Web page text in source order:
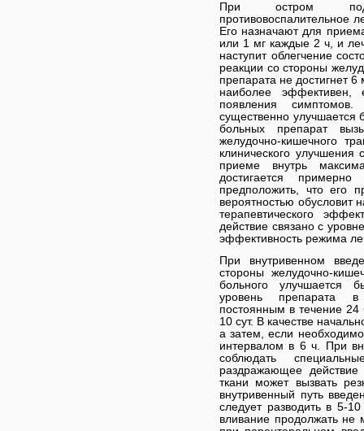
При остром
противовоспалительное
Его назначают для
или 1 мг каждые 2 ч, и
наступит облегчение
реакции со стороны
препарата не достигнет
наиболее эффективен,
появления
существенно
больных препарат
желудочно-кишечного
клинического
приеме внутрь
достигается
предположить, что
вероятностью обусловит
терапевтического
действие связано с
эффективность режима
При внутривенном
стороны желудочно-
больного улучшается
уровень препарата в
постоянным в течение
10 сут. В качестве
а затем, если
интервалом в 6 ч. При
соблюдать
раздражающее
ткани может вызвать
внутривенный путь
следует разводить в 5-
вливание продолжать